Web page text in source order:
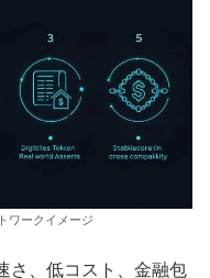
ワークイメージ
さ、低コスト、金融包